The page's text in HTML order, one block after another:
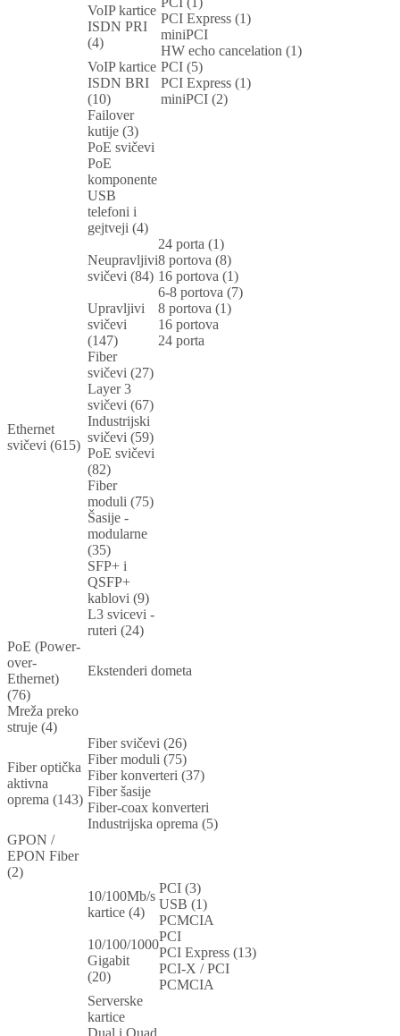
VoIP kartice
ISDN PRI
(4)
PCI Express (1)
miniPCI
HW echo cancelation (1)
VoIP kartice
ISDN BRI
(10)
PCI (5)
PCI Express (1)
miniPCI (2)
Failover
kutije (3)
PoE svičevi
PoE
komponente
USB
telefoni i
gejtveji (4)
Ethernet
svičevi (615)
Neupravljivi
svičevi (84)
24 porta (1)
8 portova (8)
16 portova (1)
6-8 portova (7)
Upravljivi
svičevi
(147)
8 portova (1)
16 portova
24 porta
Fiber
svičevi (27)
Layer 3
svičevi (67)
Industrijski
svičevi (59)
PoE svičevi
(82)
Fiber
moduli (75)
Šasije -
modularne
(35)
SFP+ i
QSFP+
kablovi (9)
L3 svicevi -
ruteri (24)
PoE (Power-
over-
Ethernet)
(76)
Ekstenderi dometa
Mreža preko
struje (4)
Fiber optička
aktivna
oprema (143)
Fiber svičevi (26)
Fiber moduli (75)
Fiber konverteri (37)
Fiber šasije
Fiber-coax konverteri
Industrijska oprema (5)
GPON /
EPON Fiber
(2)
10/100Mb/s
kartice (4)
PCI (3)
USB (1)
PCMCIA
10/100/1000
Gigabit
(20)
PCI
PCI Express (13)
PCI-X / PCI
PCMCIA
Serverske
kartice